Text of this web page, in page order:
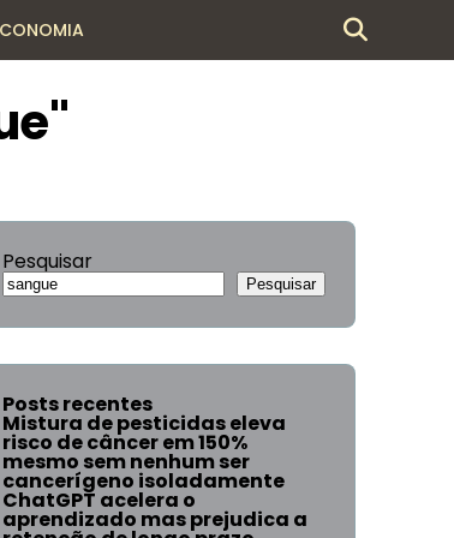
Pesquisar
Pesquisar
Posts recentes
Mistura de pesticidas eleva
risco de câncer em 150%
mesmo sem nenhum ser
cancerígeno isoladamente
ChatGPT acelera o
aprendizado mas prejudica a